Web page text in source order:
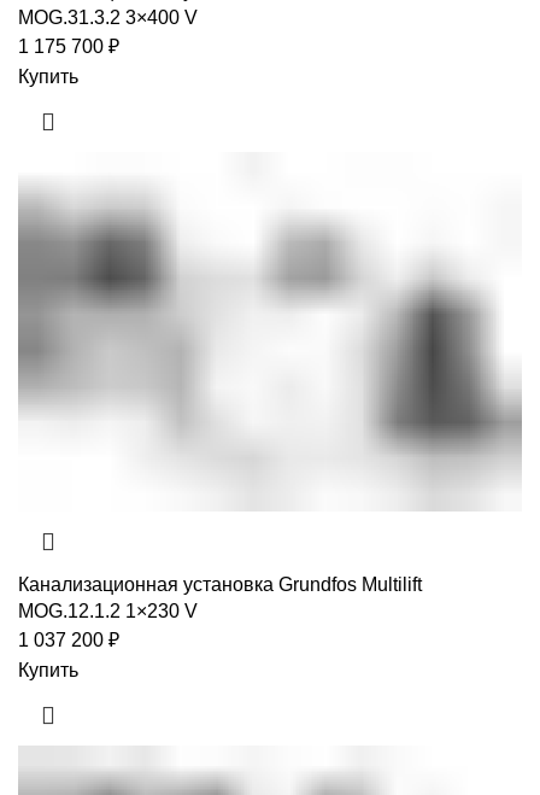
MOG.31.3.2 3×400 V
1 175 700 ₽
Купить
Канализационная установка Grundfos Multilift
MOG.12.1.2 1×230 V
1 037 200 ₽
Купить